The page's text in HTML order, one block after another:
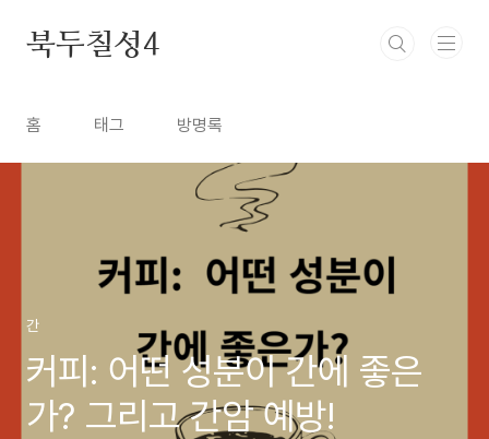
북두칠성4
홈 태그 방명록
간
커피: 어떤 성분이 간에 좋은
가? 그리고 간암 예방!